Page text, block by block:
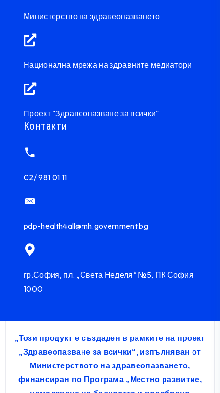
Министерство на здравеопазването
Национална мрежа на здравните медиатори
Проект "Здравеопазване за всички"
Контакти
02/ 981 01 11
pdp-health4all@mh.government.bg
гр.София, пл. „Света Неделя“ №5, ПК София
1000
„Този продукт е създаден в рамките на проект
„Здравеопазване за всички“, изпълняван от
Министерството на здравеопазването,
финансиран по Програма „Местно развитие,